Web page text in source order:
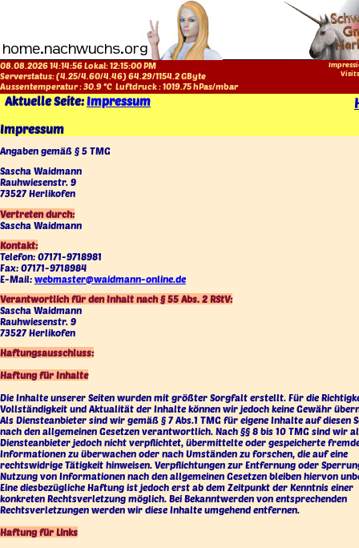
08.08.2026 14:14:56 Lokal:12:15:00 PM
Serverstatus: (4.25/4.60/4.46)64.29/1154.2GByte
Aussentemperatur :30.9°C Luftdruck :1019.75hPas/mbar
Aktuelle Seite:Impressum
Impressum
Angaben gemäß § 5 TMG
Sascha Waidmann
Rauhwiesenstr. 9
73527 Herlikofen
Vertreten durch:
Sascha Waidmann
Kontakt:
Telefon: 07171-9718981
Fax: 07171-9718984
E-Mail: webmaster@waidmann-online.de
Verantwortlich für den Inhalt nach § 55 Abs. 2 RStV:
Sascha Waidmann
Rauhwiesenstr. 9
73527 Herlikofen
Haftungsausschluss:
Haftung für Inhalte
Die Inhalte unserer Seiten wurden mit größter Sorgfalt erstellt. Für die
Vollständigkeit und Aktualität der Inhalte können wir jedoch keine Gewähr
Als Diensteanbieter sind wir gemäß § 7 Abs.1 TMG für eigene Inhalte auf diesen
nach den allgemeinen Gesetzen verantwortlich. Nach §§ 8 bis 10 TMG sind wir
Diensteanbieter jedoch nicht verpflichtet, übermittelte oder gespeicherte
Informationen zu überwachen oder nach Umständen zu forschen, die auf eine
rechtswidrige Tätigkeit hinweisen. Verpflichtungen zur Entfernung oder
Nutzung von Informationen nach den allgemeinen Gesetzen bleiben hiervon
Eine diesbezügliche Haftung ist jedoch erst ab dem Zeitpunkt der Kenntnis einer
konkreten Rechtsverletzung möglich. Bei Bekanntwerden von entsprechenden
Rechtsverletzungen werden wir diese Inhalte umgehend entfernen.
Haftung für Links